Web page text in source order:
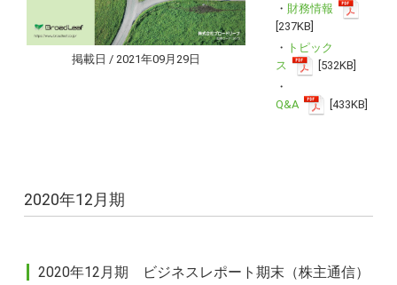
掲載日 / 2021年09月29日
・ 財務情報
[237KB]
・ トピック
ス
[532KB]
・
Q&A
[433KB]
2020年12月期
2020年12月期 ビジネスレポート期末（株主通信）